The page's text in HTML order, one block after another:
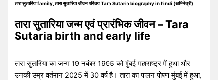
तारा सुतारिया family, तारा सुतारिया जीवन परिचय Tara Sutaria biography in hindi (अभिनेत्री)
तारा सुतारिया जन्म एवं प्रारंभिक जीवन – Tara
Sutaria birth and early life
तारा सुतारिया का जन्म 19 नवंबर 1995 को मुंबई महाराष्ट्र में हुआ और
उनकी उम्र वर्तमान 2025 में 30 वर्ष है। तारा का पालन पोषण मुंबई में हुआ,